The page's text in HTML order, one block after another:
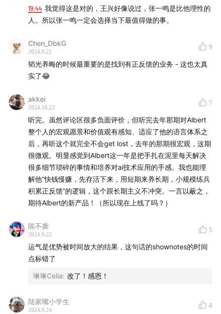
The gang that made this happen】
制作人：陈皮、Celia
剪辑：思娜
Bgm：Mondo Bongo - Joe Strummer & The
19:44 我觉得这是对的，王兴好像说过，张一鸣是比他理性的
人。所以张一鸣一定会选择当下最值得做的事。
Chen_DbkG
2024.9.22
9
韬光养晦的时候最重要的是找到有正反馈的业务 - 这也太真
实了😂
akkei
2024.10.22
7
听完。虽然评论区很多负面评价，但听完去年那期对Albert
整个人的宏观愿景和价值观有感知、适应了他的语言体系之
后，再听这个就完全不会get lost，去年的那期很宏观，这期
很微观。明显感觉到Albert这一年是把手扎在泥里每天解决
很多细节琐碎的事情和培养对ai技术应用的手感。我也能理
解他“快钱慢赚，先存活下来，用短期来养长期，小规模练兵
积累正反馈”的逻辑，这个跟长期主义不冲突。一言以蔽之，
期待Albert的新产品！（所以现在上线了吗？）
陈不撕
2024.9.22
5
运气是优势被时间放大的结果，这句话的shownotes的时间
点标错了
琳琳Celia: 改了！感恩！
陆家嘴小学生
2024.9.24
4